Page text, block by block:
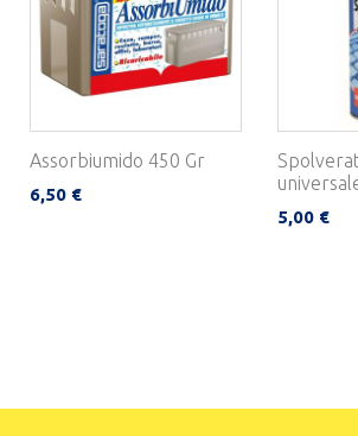
Assorbiumido 450 Gr
6,50 €
5,00 €